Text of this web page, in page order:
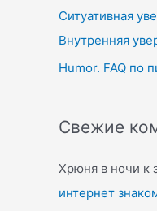
:Ситуативная
Внутренняя
Humor. FAQ по
Свежие
Хрюня в ночи к
интернет